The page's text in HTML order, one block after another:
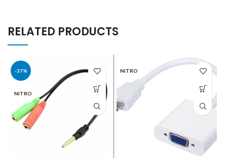
RELATED PRODUCTS
-37%
NITRO
NITRO